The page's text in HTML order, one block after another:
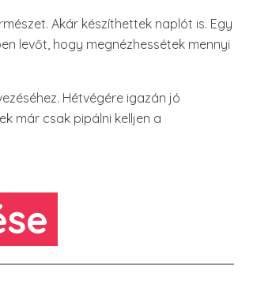
Akár készíthettek naplót is. Egy
levőt, hogy megnézhessétek mennyi
Hétvégére igazán jó
már csak pipálni kelljen a